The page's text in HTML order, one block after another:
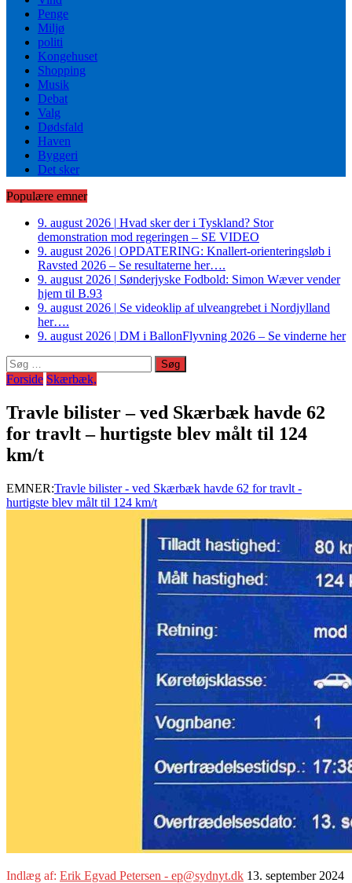
Penge
Miljø
politi
Kongehuset
Shopping
Musik
Debat
Valg
Dødsfald
Haven
Byggeri
Det sker
Populære emner
9. august 2026 | Hvad sker der i Tyskland? Stor
demonstration mod regeringen – SE VIDEO
9. august 2026 | OPDATERING: Knallert-orienteringsløb i
Ravsted 2026 – Se resultaterne her….
9. august 2026 | Sønderjyske Fodbold: Simon Wæver vender
hjem til B.93
9. august 2026 | Se videoklip af ulveangrebet i Nordjylland
her….
9. august 2026 | DM i BallonFlyvning 2026 – Se vinderne her
Søg
efter:
Forside Skærbæk,
Travle bilister – ved Skærbæk havde 62
for travlt – hurtigste blev målt til 124
km/t
EMNER:Travle bilister - ved Skærbæk havde 62 for travlt -
hurtigste blev målt til 124 km/t
Indlæg af: Erik Egvad Petersen - ep@sydnyt.dk 13. september 2024